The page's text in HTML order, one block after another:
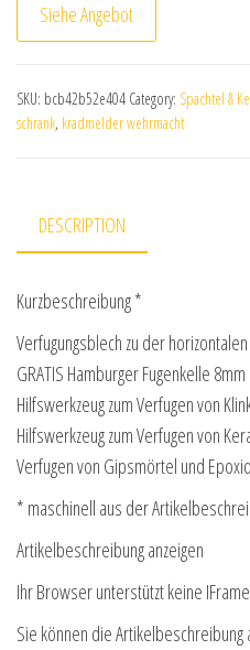
Siehe Angebot
SKU: bcb42b52e404 Category: Spachtel &
schrank, kradmelder wehrmacht
DESCRIPTION
Kurzbeschreibung *
Verfugungsblech zu der
GRATIS Hamburger Fugenkelle
Hilfswerkzeug zum Verfugen von
Hilfswerkzeug zum Verfugen von
Verfugen von Gipsmörtel und
* maschinell aus der
Artikelbeschreibung anzeigen
Ihr Browser unterstützt keine
Sie können die